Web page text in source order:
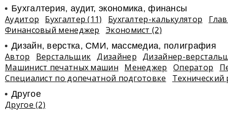
Бухгалтерия, аудит, экономика, финансы
Аудитор Бухгалтер (11) Бухгалтер-калькулятор
Финансовый менеджер
Экономист (2)
Дизайн, верстка, СМИ, массмедиа, полиграфия
Автор Верстальщик Дизайнер Дизайнер-
Машинист печатных машин
Менеджер Оператор
Специалист по допечатной подготовке
Технический
Другое
Другое (2)